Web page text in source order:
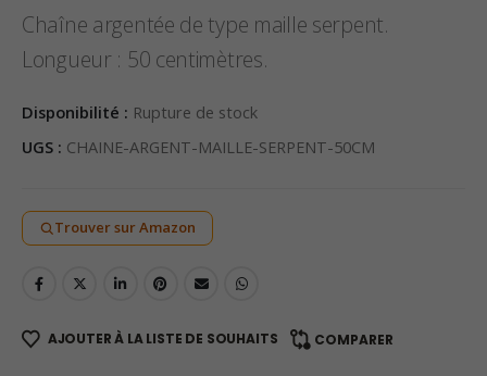
Chaîne argentée de type maille serpent.
Longueur : 50 centimètres.
Disponibilité : Rupture de stock
UGS : CHAINE-ARGENT-MAILLE-SERPENT-50CM
Trouver sur Amazon
AJOUTER À LA LISTE DE SOUHAITS COMPARER